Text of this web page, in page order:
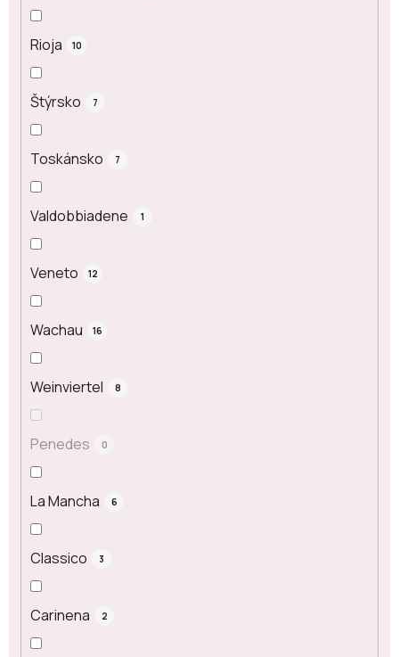
Rioja 10
Štýrsko 7
Toskánsko 7
Valdobbiadene 1
Veneto 12
Wachau 16
Weinviertel 8
Penedes 0
La Mancha 6
Classico 3
Carinena 2